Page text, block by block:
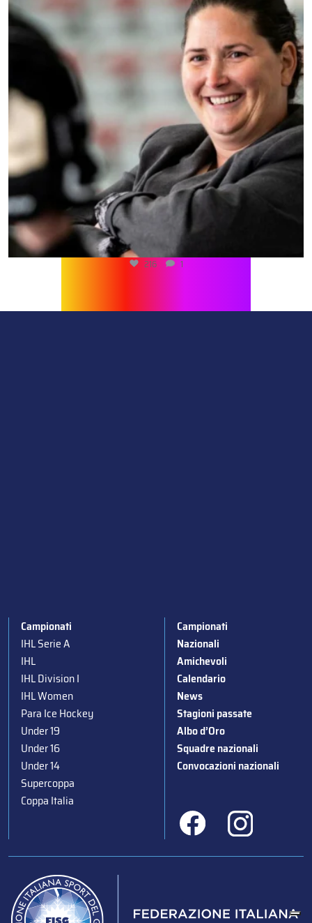
216 1
Campionati
IHL Serie A
IHL
IHL Division I
IHL Women
Para Ice Hockey
Under 19
Under 16
Under 14
Supercoppa
Coppa Italia
Campionati
Nazionali
Amichevoli
Calendario
News
Stagioni passate
Albo d’Oro
Squadre nazionali
Convocazioni nazionali